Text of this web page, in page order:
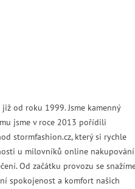
již od roku 1999. Jsme kamenný
jsme v roce 2013 pořídili
stormfashion.cz, který si rychle
u milovníků online nakupování
Od začátku provozu se
spokojenost a komfort našich